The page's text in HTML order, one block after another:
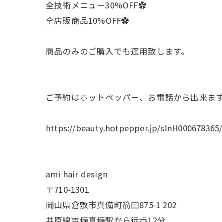
全技術メニュー30%OFF✿
全店販商品10%OFF✿
商品のみのご購入でも適用致します。
ご予約はホットペッパー、お電話から出来ま
https://beauty.hotpepper.jp/slnH000678365/
ami hair design
〒710-1301
岡山県倉敷市真備町箭田875-1 202